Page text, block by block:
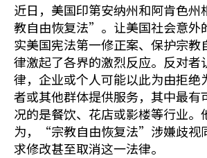
近日，美国印第安纳州和阿肯色
教自由恢复法”。让美国社会意外
实美国宪法第一修正案、保护宗教
律激起了各界的激烈反应。反对者
律，企业或个人可能以此为由拒绝
者或其他群体提供服务，其中最有
况的是餐饮、花店或影楼等行业。
为，“宗教自由恢复法”涉嫌歧视
求修改甚至取消这一法律。